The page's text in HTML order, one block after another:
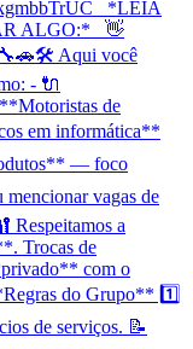
_*LEIA
ALGO:*_ 👋
Aqui você
- 🔌
de
em informática**
— foco
vagas de
Respeitamos a
Trocas de
com o
do Grupo** 1️⃣
de serviços. 📝